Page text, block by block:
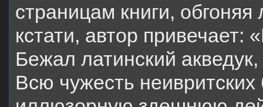
страницам книги,
кстати, автор
Бежал латинский
Всю чужесть